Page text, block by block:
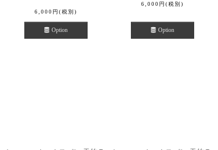
6,000 円 (税別)
Option
6,000 円 (税別)
Option